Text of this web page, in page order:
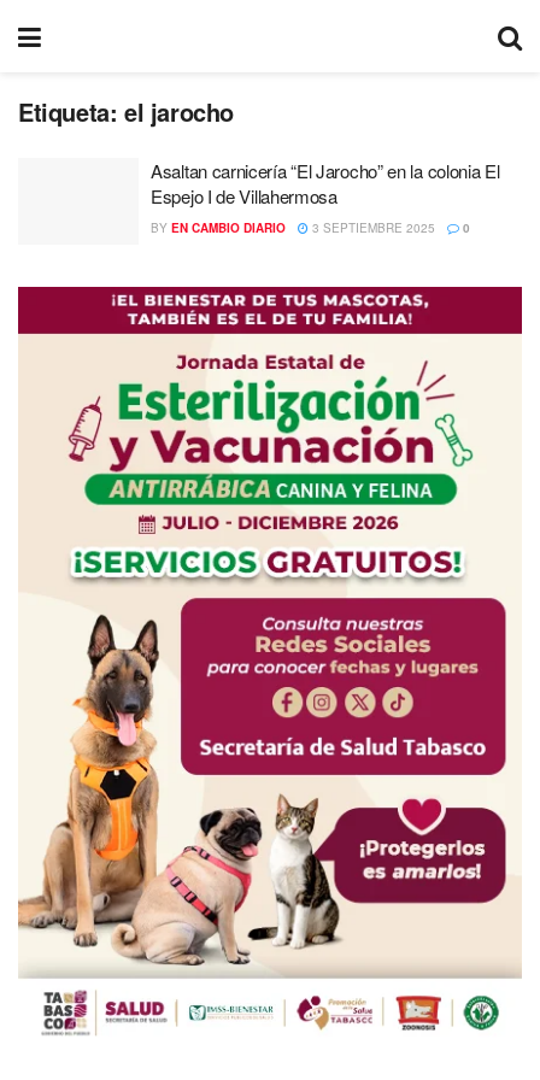
Etiqueta: el jarocho
Asaltan carnicería “El Jarocho” en la colonia El
Espejo I de Villahermosa
BY EN CAMBIO DIARIO 3 SEPTIEMBRE 2025 0